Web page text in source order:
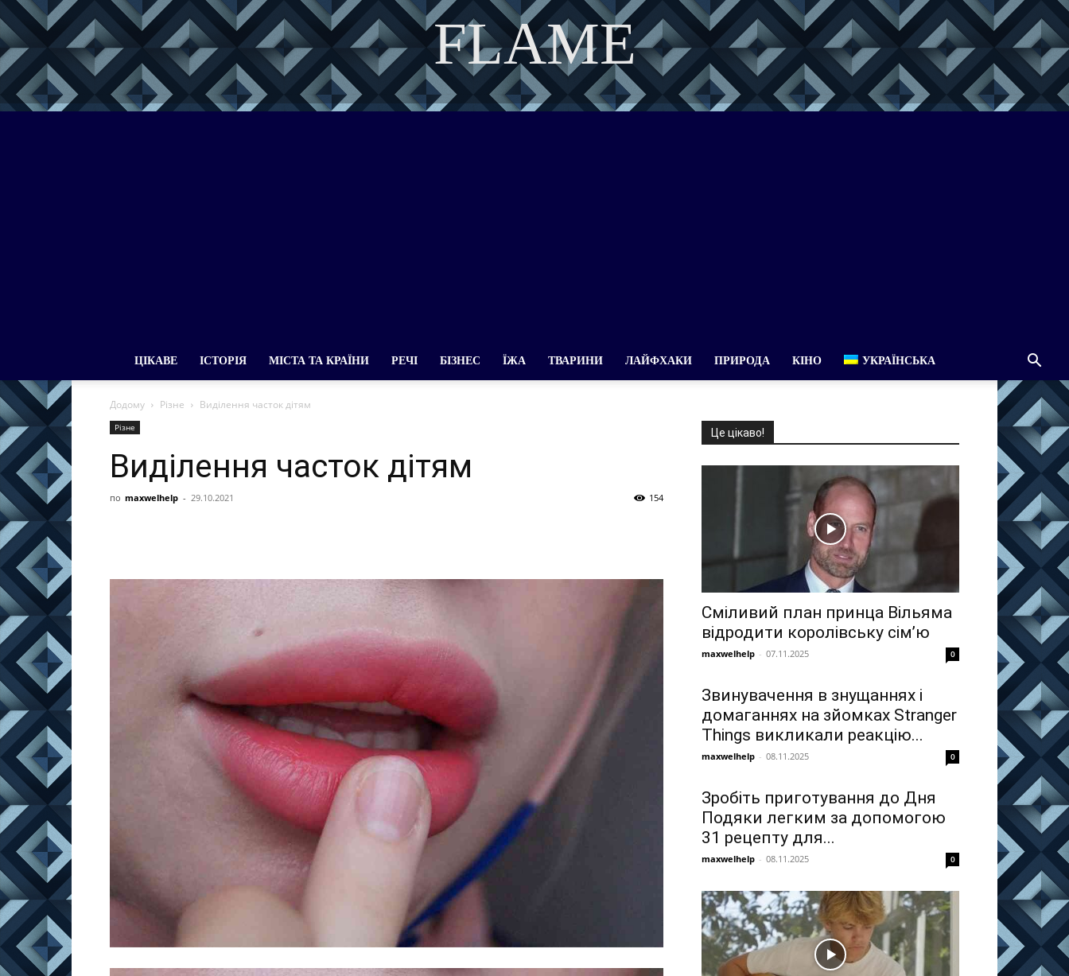
FLAME
DISCOVER THE ART OF PUBLISHING
ЦІКАВЕ ІСТОРІЯ МІСТА ТА КРАЇНИ РЕЧІ БІЗНЕС ЇЖА ТВАРИНИ ЛАЙФХАКИ ПРИРОДА КІНО УКРАЇНСЬКА
Додому Різне Виділення часток дітям
Різне
Виділення часток дітям
по maxwelhelp - 29.10.2021 154
Це цікаво!
Сміливий план принца Вільяма
відродити королівську сім’ю
maxwelhelp - 07.11.2025 0
Звинувачення в знущаннях і
домаганнях на зйомках Stranger
Things викликали реакцію...
maxwelhelp - 08.11.2025 0
Зробіть приготування до Дня
Подяки легким за допомогою
31 рецепту для...
maxwelhelp - 08.11.2025 0